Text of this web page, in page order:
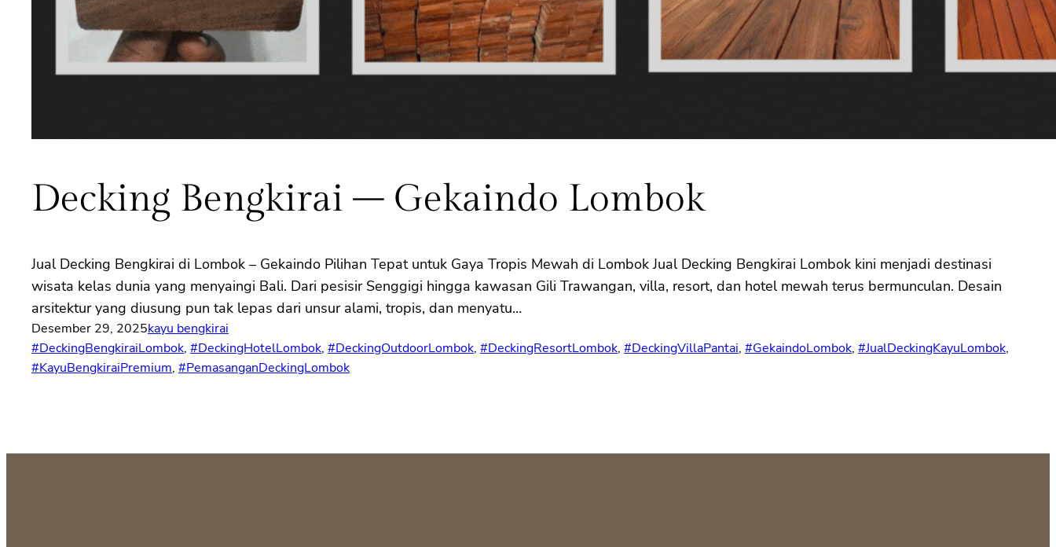
Decking Bengkirai – Gekaindo Lombok
Jual Decking Bengkirai di Lombok – Gekaindo Pilihan Tepat untuk Gaya Tropis Mewah di Lombok Jual Decking Bengkirai Lombok kini menjadi destinasi
wisata kelas dunia yang menyaingi Bali. Dari pesisir Senggigi hingga kawasan Gili Trawangan, villa, resort, dan hotel mewah terus bermunculan. Desain
arsitektur yang diusung pun tak lepas dari unsur alami, tropis, dan menyatu…
Desember 29, 2025kayu bengkirai
#DeckingBengkiraiLombok, #DeckingHotelLombok, #DeckingOutdoorLombok, #DeckingResortLombok, #DeckingVillaPantai, #GekaindoLombok, #JualDeckingKayuLombok
#KayuBengkiraiPremium, #PemasanganDeckingLombok